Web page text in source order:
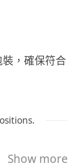
，確保符合
）處理貨
備。
Show more